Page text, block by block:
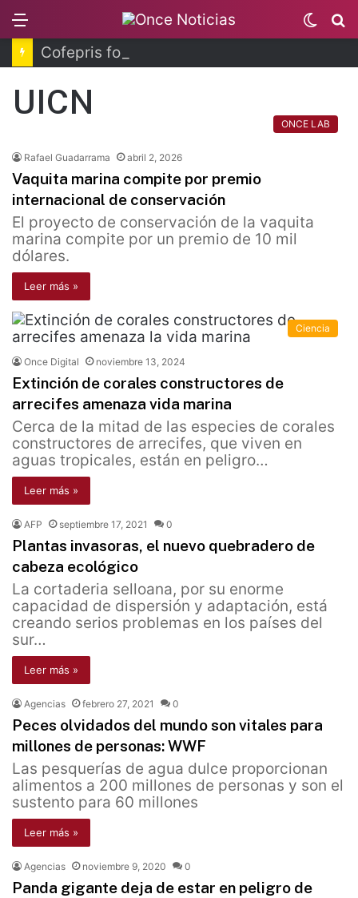
Switch
skin
UICN
ONCE LAB
Rafael Guadarrama abril 2, 2026
Vaquita marina compite por premio
internacional de conservación
El proyecto de conservación de la vaquita
marina compite por un premio de 10 mil
dólares.
Leer más »
Ciencia
Once Digital noviembre 13, 2024
Extinción de corales constructores de
arrecifes amenaza vida marina
Cerca de la mitad de las especies de corales
constructores de arrecifes, que viven en
aguas tropicales, están en peligro…
Leer más »
AFP septiembre 17, 2021 0
Plantas invasoras, el nuevo quebradero de
cabeza ecológico
La cortaderia selloana, por su enorme
capacidad de dispersión y adaptación, está
creando serios problemas en los países del
sur…
Leer más »
Agencias febrero 27, 2021 0
Peces olvidados del mundo son vitales para
millones de personas: WWF
Las pesquerías de agua dulce proporcionan
alimentos a 200 millones de personas y son el
sustento para 60 millones
Leer más »
Agencias noviembre 9, 2020 0
Panda gigante deja de estar en peligro de